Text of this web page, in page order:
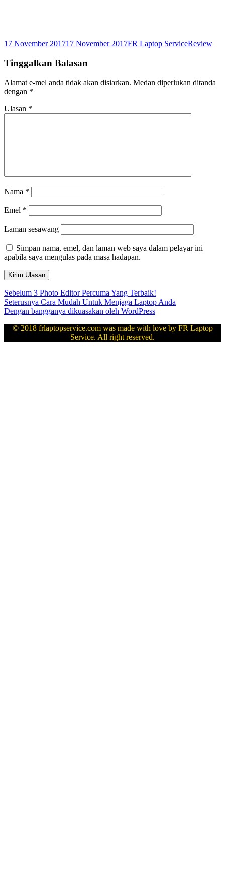
Dikirimkan
17 November 201717 November 2017Pengarang
FR Laptop ServiceKategori
Review
Tinggalkan Balasan
Alamat e-mel anda tidak akan disiarkan. Medan diperlukan ditanda
dengan *
Ulasan *
Nama *
Emel *
Laman sesawang
Simpan nama, emel, dan laman web saya dalam pelayar ini
apabila saya mengulas pada masa hadapan.
Navigasi
kiriman
Sebelum Kiriman
sebelumnya:
3 Photo Editor Percuma Yang Terbaik!
Seterusnya Kiriman
seterusnya:
Cara Mudah Untuk Menjaga Laptop Anda
Dengan bangganya dikuasakan oleh WordPress
© 2018 frlaptopservice.com was made with love by FR Laptop
Service. All right reserved.